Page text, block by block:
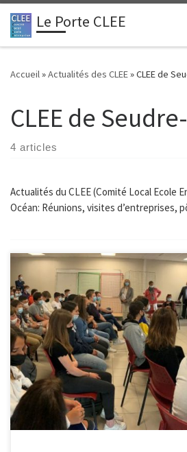
Passer au contenu
Le Porte CLEE
Accueil»Actualités des CLEE»CLEE de
CLEE de
4 articles
Actualités du CLEE (Comité Local Ecole
Océan: Réunions, visites d’entreprises,
Un « speed dating » avec des
de La Tremblade Le COBEMO, labelisé
d’Orientation par la région Nouvelle
ans avec les établissements scolaires du
découverte des métiers et l’aide aux
jeunes. Malgré un contexte sanitaire